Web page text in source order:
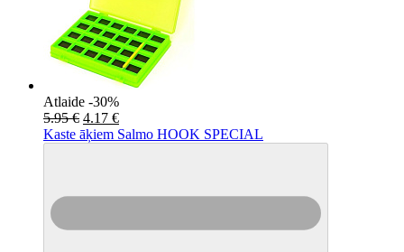
Atlaide -30%
5.95 € 4.17 €
Kaste āķiem Salmo HOOK SPECIAL